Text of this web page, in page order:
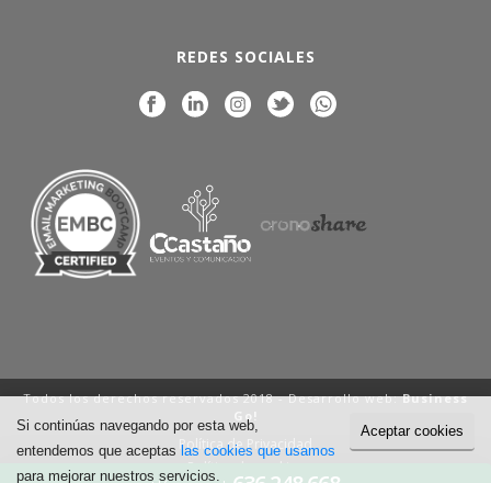
REDES SOCIALES
Todos los derechos reservados 2018 - Desarrollo web:Business
Go!
Política de Privacidad
Política de cookies
Aceptar cookies
Si continúas navegando por esta web,
entendemos que aceptas las cookies que usamos
para mejorar nuestros servicios.